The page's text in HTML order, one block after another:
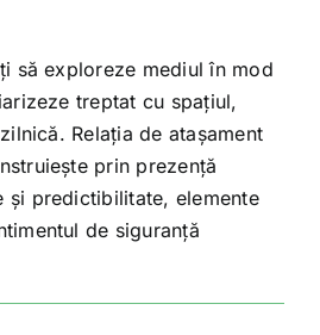
să exploreze mediul în mod
treptat cu spațiul,
Relația de atașament
prin prezență
și predictibilitate, elemente
de siguranță